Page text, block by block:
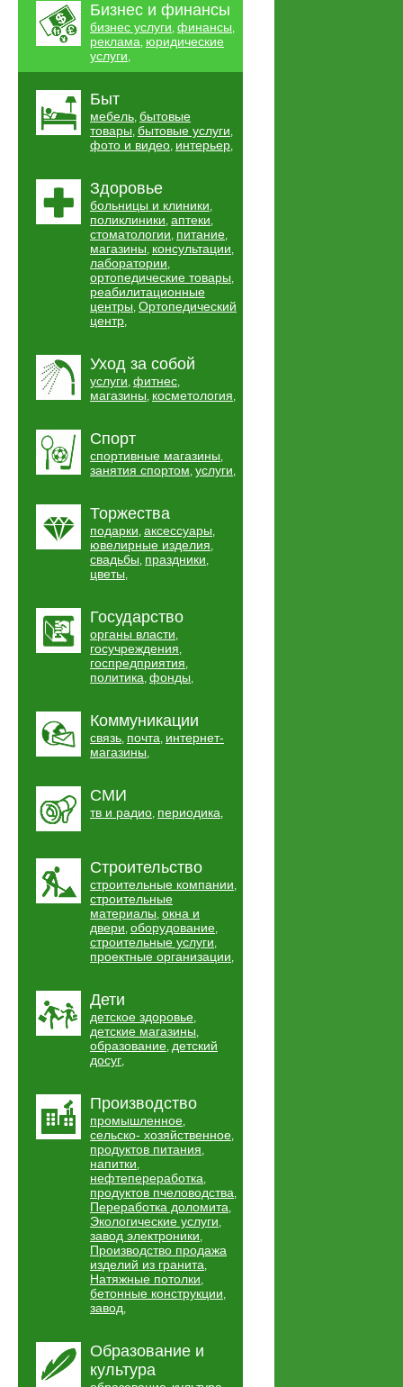
Бизнес и финансы
бизнес услуги, финансы,
реклама, юридические
услуги,
Быт
мебель, бытовые
товары, бытовые услуги,
фото и видео, интерьер,
Здоровье
больницы и клиники,
поликлиники, аптеки,
стоматологии, питание,
магазины, консультации,
лаборатории,
ортопедические товары,
реабилитационные
центры, Ортопедический
центр,
Уход за собой
услуги, фитнес,
магазины, косметология,
Спорт
спортивные магазины,
занятия спортом, услуги,
Торжества
подарки, аксессуары,
ювелирные изделия,
свадьбы, праздники,
цветы,
Государство
органы власти,
госучреждения,
госпредприятия,
политика, фонды,
Коммуникации
связь, почта, интернет-
магазины,
СМИ
тв и радио, периодика,
Строительство
строительные компании,
строительные
материалы, окна и
двери, оборудование,
строительные услуги,
проектные организации,
Дети
детское здоровье,
детские магазины,
образование, детский
досуг,
Производство
промышленное,
сельско- хозяйственное,
продуктов питания,
напитки,
нефтепереработка,
продуктов пчеловодства,
Переработка доломита,
Экологические услуги,
завод электроники,
Производство продажа
изделий из гранита,
Натяжные потолки,
бетонные конструкции,
завод,
Образование и
культура